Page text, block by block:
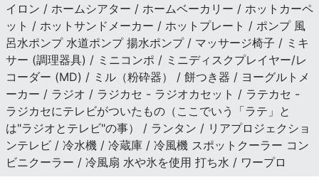
イロン / ホームシアター / ホームベーカリー / ホットカーペ
ット / ホットサンドメーカー / ホットプレート / ポンプ 風
呂水ポンプ 水道ポンプ 揚水ポンプ / マッサージ椅子 / ミキ
サー (調理器具) / ミニコンポ / ミニディスクプレイヤー/レ
コーダー (MD) / ミル（粉砕器） / 餅つき器 / ヨーグルトメ
ーカー / ラジオ / ラジカセ - ラジオカセット / ラテカセ -
ラジカセにテレビがついたもの（ここでいう「ラテ」と
は"ラジオとテレビ"の事） / ランタン / リアプロジェクショ
ンテレビ / 冷水機 / 冷蔵庫 / 冷風機 スポットクーラー コン
ビニクーラー / 冷風扇 水や氷を使用 打ち水 / ワープロ